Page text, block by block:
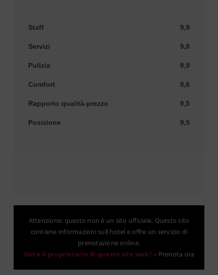
Staff 9,9
Servizi 9,8
Pulizia 9,9
Comfort 9,6
Rapporto qualità-prezzo 9,5
Posizione 9,5
Attenzione: questo non è un sito ufficiale. Questo sito
contiene informazioni sull hotel e offre un servizio di
prenotazione online.
Siete il proprietario di questo sito web?– Prenota ora